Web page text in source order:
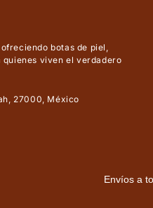
botas de piel,
viven el verdadero
27000, México
Envíos a